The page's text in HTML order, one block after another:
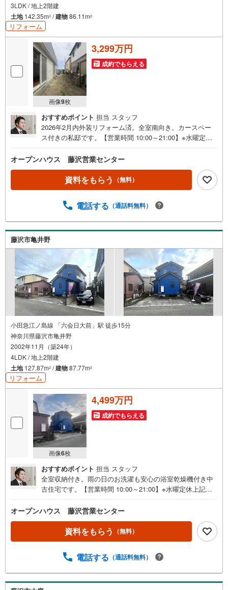
3LDK / 地上2階建
土地142.35m2 /建物86.11m2
リフォーム
画像9枚
3,299万円
成約でもらえる
おすすめポイント 担当 スタッフ
2026年2月内外装リフォーム済。全室南向き。カースペー
ス付きの私邸です。【営業時間 10:00～21:00】※水曜定休
気軽にご連絡ください！現地を見学される場合は「室内・
現地を見学する（無料）」ボタンよりご希望の日時をご記
入いただけますとスムーズにご案内が可能です。◎現地の
ご案内について・平日や夜遅い時間帯もご案内が可能 ※定
明いたします。・車でご自宅や最寄り駅等、ご指定の場所
す。◎個別FP相談会 無料物件のご紹介だけでなく住宅ロ
ーン・資金のご相談、まずは家探しについて話を聞きたい
という方も大歓迎です！年間8000棟以上の限定物件を発表
しているオープンハウスだから出会える物件が多数ござい
ます。ぜひお気軽にご連絡・ご相談ください！※限定物件:
当社のみ、もしくは当社を含めた数社でのみご紹介可能な
オープンハウス・ディベロップメントの物件
オープンハウス 藤沢営業センター
資料をもらう （無料）
電話する （通話料無料）
藤沢市亀井野
小田急江ノ島線 「六会日大前」駅 徒歩15分
神奈川県藤沢市亀井野
2002年11月（築24年）
4LDK / 地上2階建
土地127.87m2 /建物87.77m2
リフォーム
画像6枚
4,499万円
成約でもらえる
おすすめポイント 担当 スタッフ
全室収納付き。雨の日のお洗濯も安心の浴室乾燥機付き中
古住宅です。【営業時間 10:00～21:00】※水曜定休上記時
ご連絡ください！現地を見学される場合は「室内・現地を
見学する（無料）」ボタンよりご希望の日時をご記入いた
だけますとスムーズにご案内が可能です。◎現地のご案内
について・平日や夜遅い時間帯もご案内が可能 ※定休日を
します。・車でご自宅や最寄り駅等、ご指定の場所まで送
別FP相談会 無料物件のご紹介だけでなく住宅ローン・資
オープンハウス 藤沢営業センター
資料をもらう （無料）
電話する （通話料無料）